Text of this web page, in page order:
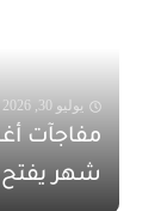
يوليو 30, 2026
شهر